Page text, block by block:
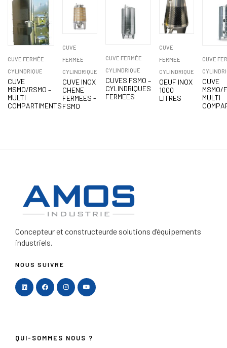
CUVE FERMÉE
CYLINDRIQUE
CUVE
MSMO/RSMO –
MULTI
COMPARTIMENTS
CUVE
FERMÉE
CYLINDRIQUE
CUVE INOX
CHENE
FERMEES -
FSMO
CUVE FERMÉE
CYLINDRIQUE
CUVES FSMO –
CYLINDRIQUES
FERMEES
CUVE
FERMÉE
CYLINDRIQUE
OEUF INOX
1000
LITRES
CUVE
CUVE
MSMO/
MULTI
Concepteur et constructeurde solutions d’équipements
industriels.
NOUS SUIVRE
QUI-SOMMES NOUS ?